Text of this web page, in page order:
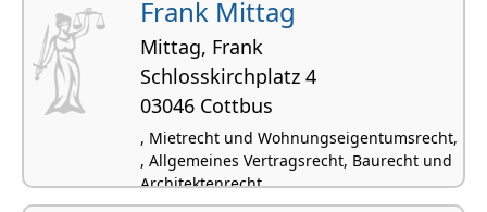
Frank Mittag
Mittag, Frank
Schloss­kirchplatz 4
03046 Cottbus
, Mietrecht und Wohnungseigentumsrecht,
, Allgemeines Vertragsrecht, Baurecht und
Architektenrecht